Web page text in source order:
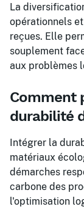
La
opérationnels
reçues. Elle
souplement
aux problèmes
Comment
durabilité
Intégrer la
matériaux
démarches
carbone des
l'optimisation